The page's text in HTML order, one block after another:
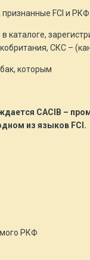
FCI и РКФ.
СКС –
которым
CACIB –
из языков FCI.
РКФ